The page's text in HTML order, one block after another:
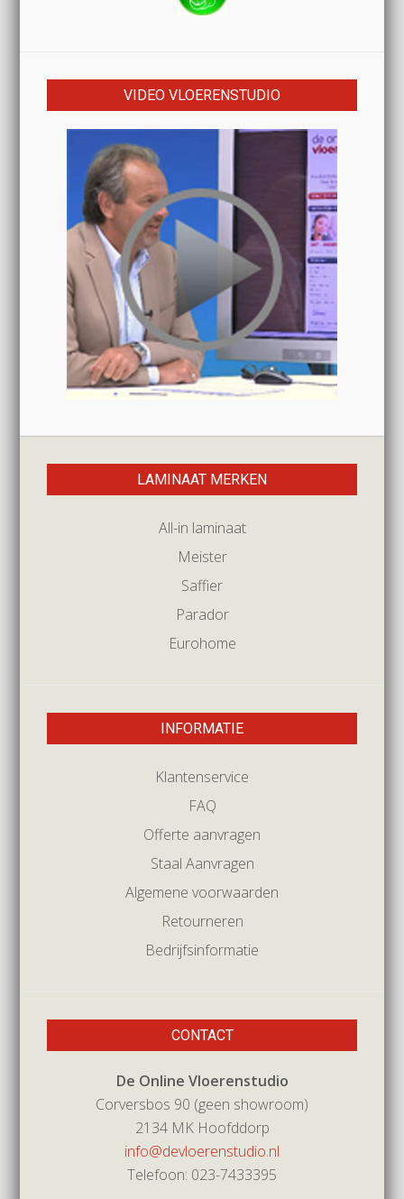
VIDEO VLOERENSTUDIO
LAMINAAT MERKEN
All-in laminaat
Meister
Saffier
Parador
Eurohome
INFORMATIE
Klantenservice
FAQ
Offerte aanvragen
Staal Aanvragen
Algemene voorwaarden
Retourneren
Bedrijfsinformatie
CONTACT
De Online Vloerenstudio
Corversbos 90 (geen showroom)
2134 MK Hoofddorp
info@devloerenstudio.nl
Telefoon: 023-7433395